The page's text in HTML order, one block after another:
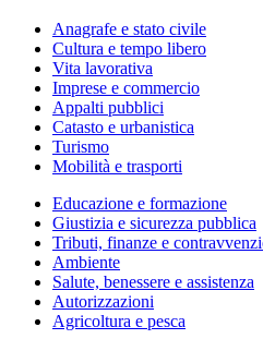
Anagrafe e stato civile
Cultura e tempo libero
Vita lavorativa
Imprese e commercio
Appalti pubblici
Catasto e urbanistica
Turismo
Mobilità e trasporti
Educazione e formazione
Giustizia e sicurezza pubblica
Tributi, finanze e
Ambiente
Salute, benessere e assistenza
Autorizzazioni
Agricoltura e pesca